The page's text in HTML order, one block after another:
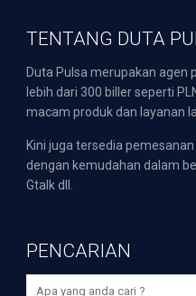
TENTANG DUTA
Duta Pulsa merupakan agen
lebih dari 300 biller seperti
macam produk dan layanan
Kini juga tersedia
dengan kemudahan dalam
Gtalk dll.
PENCARIAN